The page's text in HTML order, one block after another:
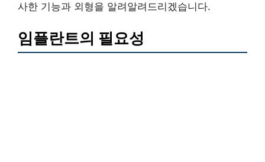
사한 기능과 외형을 알려알려드리겠습니다.
임플란트의 필요성